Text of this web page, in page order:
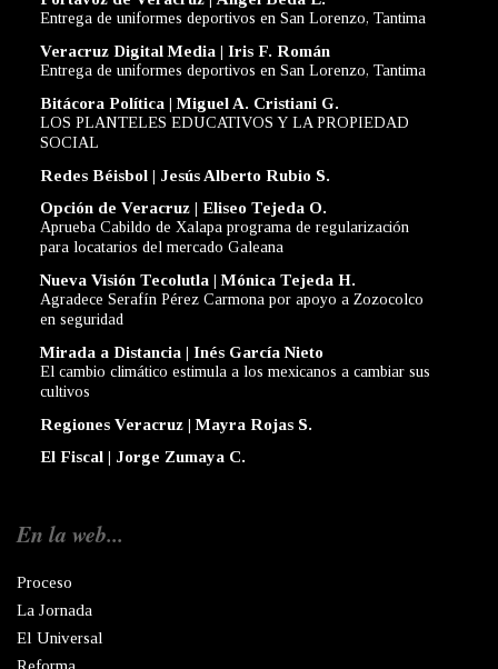
Entrega de uniformes deportivos en San Lorenzo, Tantima
Veracruz Digital Media | Iris F. Román
Entrega de uniformes deportivos en San Lorenzo, Tantima
Bitácora Política | Miguel A. Cristiani G.
LOS PLANTELES EDUCATIVOS Y LA PROPIEDAD
SOCIAL
Redes Béisbol | Jesús Alberto Rubio S.
Opción de Veracruz | Eliseo Tejeda O.
Aprueba Cabildo de Xalapa programa de regularización
para locatarios del mercado Galeana
Nueva Visión Tecolutla | Mónica Tejeda H.
Agradece Serafín Pérez Carmona por apoyo a Zozocolco
en seguridad
Mirada a Distancia | Inés García Nieto
El cambio climático estimula a los mexicanos a cambiar sus
cultivos
Regiones Veracruz | Mayra Rojas S.
El Fiscal | Jorge Zumaya C.
En la web...
Proceso
La Jornada
El Universal